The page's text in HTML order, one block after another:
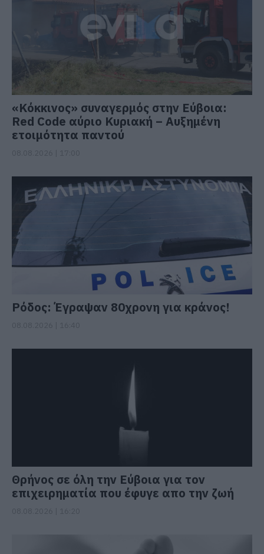
«Κόκκινος» συναγερμός στην Εύβοια:
Red Code αύριο Κυριακή – Αυξημένη
ετοιμότητα παντού
Ρόδος: Έγραψαν 80χρονη για κράνος!
Θρήνος σε όλη την Εύβοια για τον
επιχειρηματία που έφυγε απο την ζωή